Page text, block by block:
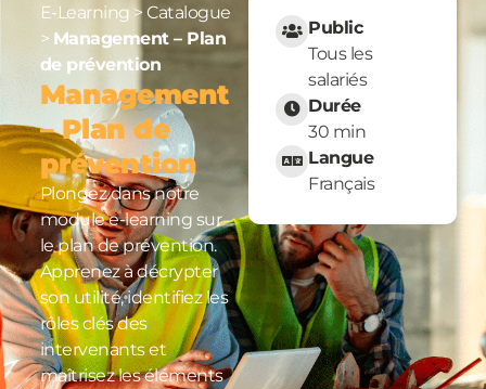
E-Learning>Catalogue
> Management – Plan
de prévention
Management
– Plan de
prévention
Plongez dans notre
module e-learning sur
le plan de prévention.
Apprenez à décrypter
son utilité, identifiez les
rôles clés des
intervenants et
maîtrisez les éléments
Public
Tous les
salariés
Durée
30 min
Langue
Français